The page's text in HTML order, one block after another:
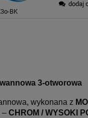
BK
dodaj
3-otworowa
wykonana z
– CHROM / WYSOKI